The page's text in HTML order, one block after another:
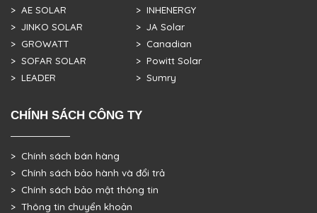
> AE SOLAR
> JINKO SOLAR
> GROWATT
> SOFAR SOLAR
> LEADER
> INHENERGY
> JA Solar
> Canadian
> Powitt Solar
> Sumry
CHÍNH SÁCH CÔNG TY
> Chính sách bán hàng
> Chính sách bảo hành và đổi trả
> Chính sách bảo mật thông tin
> Thông tin chuyển khoản